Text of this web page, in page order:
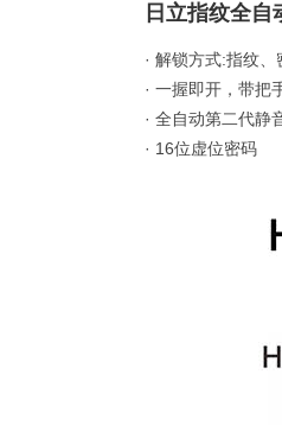
日立指纹全
· 解锁方式:指纹
· 一握即开，带把
· 全自动第二代静
· 16位虚位密码